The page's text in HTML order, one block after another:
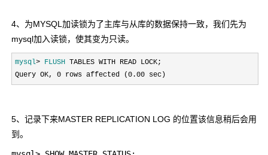
4、为MYSQL加读锁为了主库与从库的数据保持一致，我们先为
mysql加入读锁，使其变为只读。
mysql> FLUSH TABLES WITH READ LOCK;
Query OK, 0 rows affected (0.00 sec)
5、记录下来MASTER REPLICATION LOG 的位置该信息稍后会用
到。